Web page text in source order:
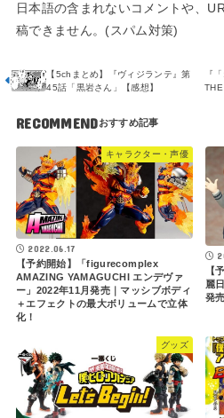
日本語の含まれないコメントや、
稿できません。(スパム対策)
『
THE
【5chまとめ】『ヴィジランテ』第
45話「黒岩さん」【感想】
RECOMMEND
キャラクター・声優
2022.06.17
【予約開始】「figurecomplex
AMAZING YAMAGUCHI エンデヴァ
ー」2022年11月発売｜マッシブボディ
＋エフェクトの最大ボリュームで立体
化！
【
麗
発売
グッズ